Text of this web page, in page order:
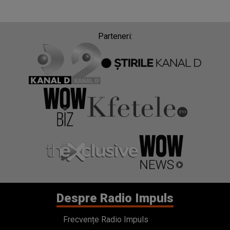
Parteneri:
Despre Radio Impuls
Frecvențe Radio Impuls